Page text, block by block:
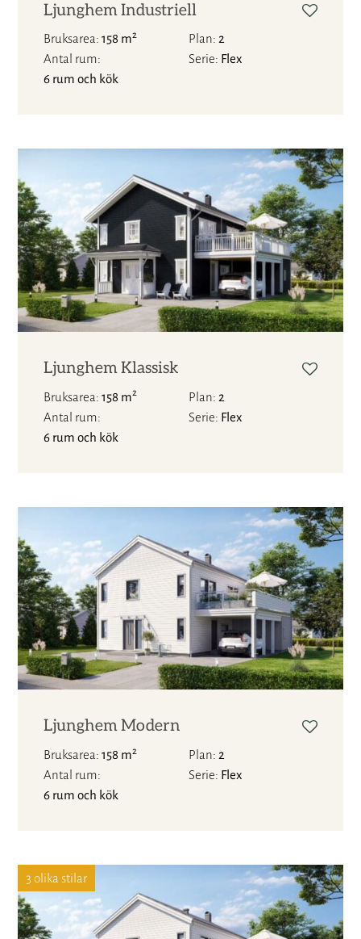
Ljunghem Industriell
Bruksarea 158 m2 Plan 2
Antal rum
6 rum och kök
Serie Flex
Ljunghem Klassisk
Bruksarea 158 m2 Plan 2
Antal rum
6 rum och kök
Serie Flex
Ljunghem Modern
Bruksarea 158 m2 Plan 2
Antal rum
6 rum och kök
Serie Flex
3 olika stilar